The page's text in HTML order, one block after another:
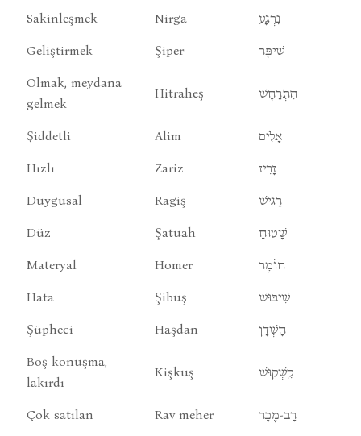
Sakinleşmek Nirga נִרְגָע
Geliştirmek Şiper שִׁיפֶּר
Olmak, meydana
gelmek
Hitraheş הִתְרָחֶשׁ
Şiddetli Alim אָלִים
Hızlı Zariz זָרִיז
Duygusal Ragiş רָגִישׁ
Düz Şatuah שָׁטוּחַ
Materyal Homer חוֹמֶר
Hata Şibuş שִׁיבּוּשׁ
Şüpheci Haşdan חָשְׁדָן
Boş konuşma,
lakırdı
Kişkuş קִשְׁקוּשׁ
Çok satılan Rav meher רָב-מֶכֶר